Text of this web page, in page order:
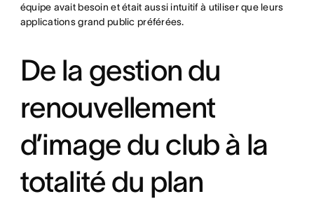
équipe avait besoin et était aussi intuitif à utiliser que leurs
applications grand public préférées.
De la gestion du
renouvellement
d’image du club à la
totalité du plan